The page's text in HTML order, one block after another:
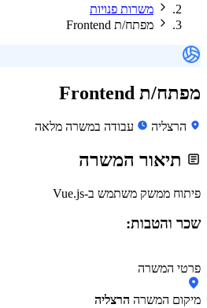
משרות פנויות
מפתח/ת Frontend
מפתח/ת Frontend
הרצליה עבודה במשרה מלאה
תיאור המשרה
פיתוח ממשק משתמש ב-Vue.js
שכר והטבות:
פרטי המשרה
מיקום המשרה הרצליה